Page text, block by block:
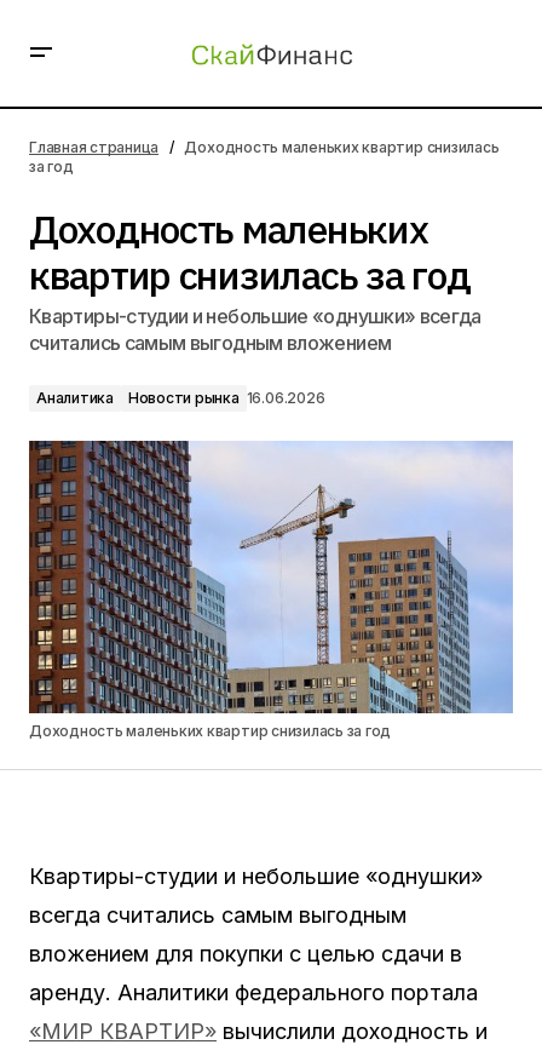
Главная страница
Доходность маленьких квартир снизилась
за год
Доходность маленьких
квартир снизилась за год
Квартиры-студии и небольшие «однушки» всегда
считались самым выгодным вложением
Аналитика Новости рынка 16.06.2026
Доходность маленьких квартир снизилась за год
Квартиры-студии и небольшие «однушки»
всегда считались самым выгодным
вложением для покупки с целью сдачи в
аренду. Аналитики федерального портала
«МИР КВАРТИР» вычислили доходность и